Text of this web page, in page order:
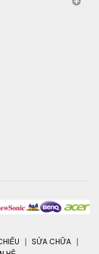
SỬA CHỮA